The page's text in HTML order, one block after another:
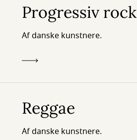
Progressiv rock
Af danske kunstnere.
Reggae
Af danske kunstnere.